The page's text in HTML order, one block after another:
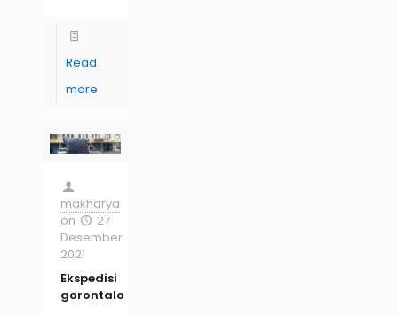
Read
more
makharya
on
27
Desember
2021
Ekspedisi
gorontalo